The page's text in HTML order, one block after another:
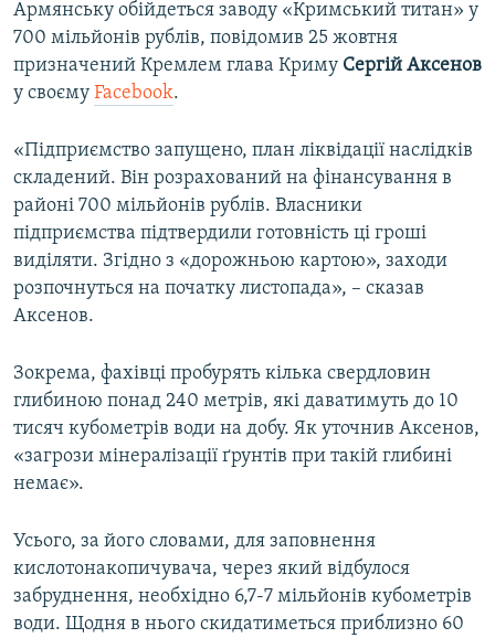
Усі сайти RFE/RL
Армянську обійдеться заводу «Кримський титан» у
700 мільйонів рублів, повідомив 25 жовтня
призначений Кремлем глава Криму Сергій Аксенов
у своєму Facebook.
«Підприємство запущено, план ліквідації наслідків
складений. Він розрахований на фінансування в
районі 700 мільйонів рублів. Власники
підприємства підтвердили готовність ці гроші
виділяти. Згідно з «дорожньою картою», заходи
розпочнуться на початку листопада», – сказав
Аксенов.
Зокрема, фахівці пробурять кілька свердловин
глибиною понад 240 метрів, які даватимуть до 10
тисяч кубометрів води на добу. Як уточнив Аксенов,
«загрози мінералізації ґрунтів при такій глибині
немає».
Усього, за його словами, для заповнення
кислотонакопичувача, через який відбулося
забруднення, необхідно 6,7-7 мільйонів кубометрів
води. Щодня в нього скидатиметься приблизно 60